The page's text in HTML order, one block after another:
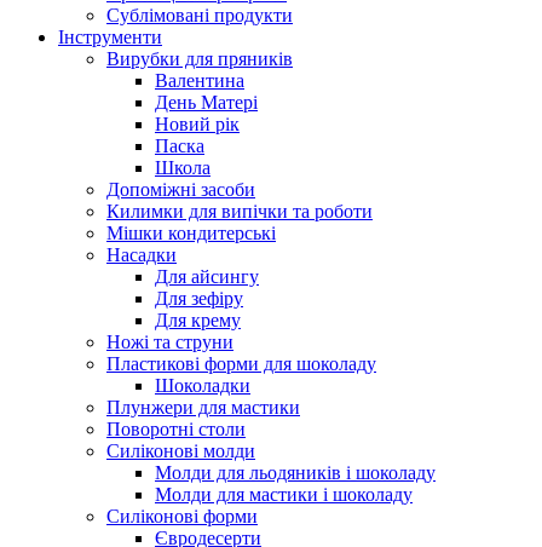
Сублімовані продукти
Інструменти
Вирубки для пряників
Валентина
День Матері
Новий рік
Паска
Школа
Допоміжні засоби
Килимки для випічки та роботи
Мішки кондитерські
Насадки
Для айсингу
Для зефіру
Для крему
Ножі та струни
Пластикові форми для шоколаду
Шоколадки
Плунжери для мастики
Поворотні столи
Силіконові молди
Молди для льодяників і шоколаду
Молди для мастики і шоколаду
Силіконові форми
Євродесерти